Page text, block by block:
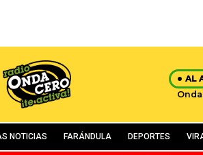
AL
NOTICIAS FARÁNDULA DEPORTES